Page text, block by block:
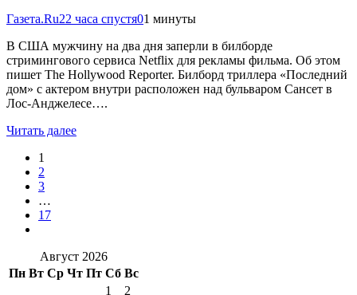
Газета.Ru22 часа спустя01 минуты
В США мужчину на два дня заперли в билборде
стримингового сервиса Netflix для рекламы фильма. Об этом
пишет The Hollywood Reporter. Билборд триллера «Последний
дом» с актером внутри расположен над бульваром Сансет в
Лос-Анджелесе….
Читать далее
1
2
3
…
17
Август 2026
Пн Вт Ср Чт Пт Сб Вс
1
2